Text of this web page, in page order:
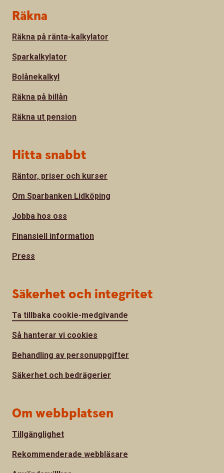
Sidfot
Räkna
Räkna på ränta-kalkylator
Sparkalkylator
Bolånekalkyl
Räkna på billån
Räkna ut pension
Hitta snabbt
Räntor, priser och kurser
Om Sparbanken Lidköping
Jobba hos oss
Finansiell information
Press
Säkerhet och integritet
Ta tillbaka cookie-medgivande
Så hanterar vi cookies
Behandling av personuppgifter
Säkerhet och bedrägerier
Om webbplatsen
Tillgänglighet
Rekommenderade webbläsare